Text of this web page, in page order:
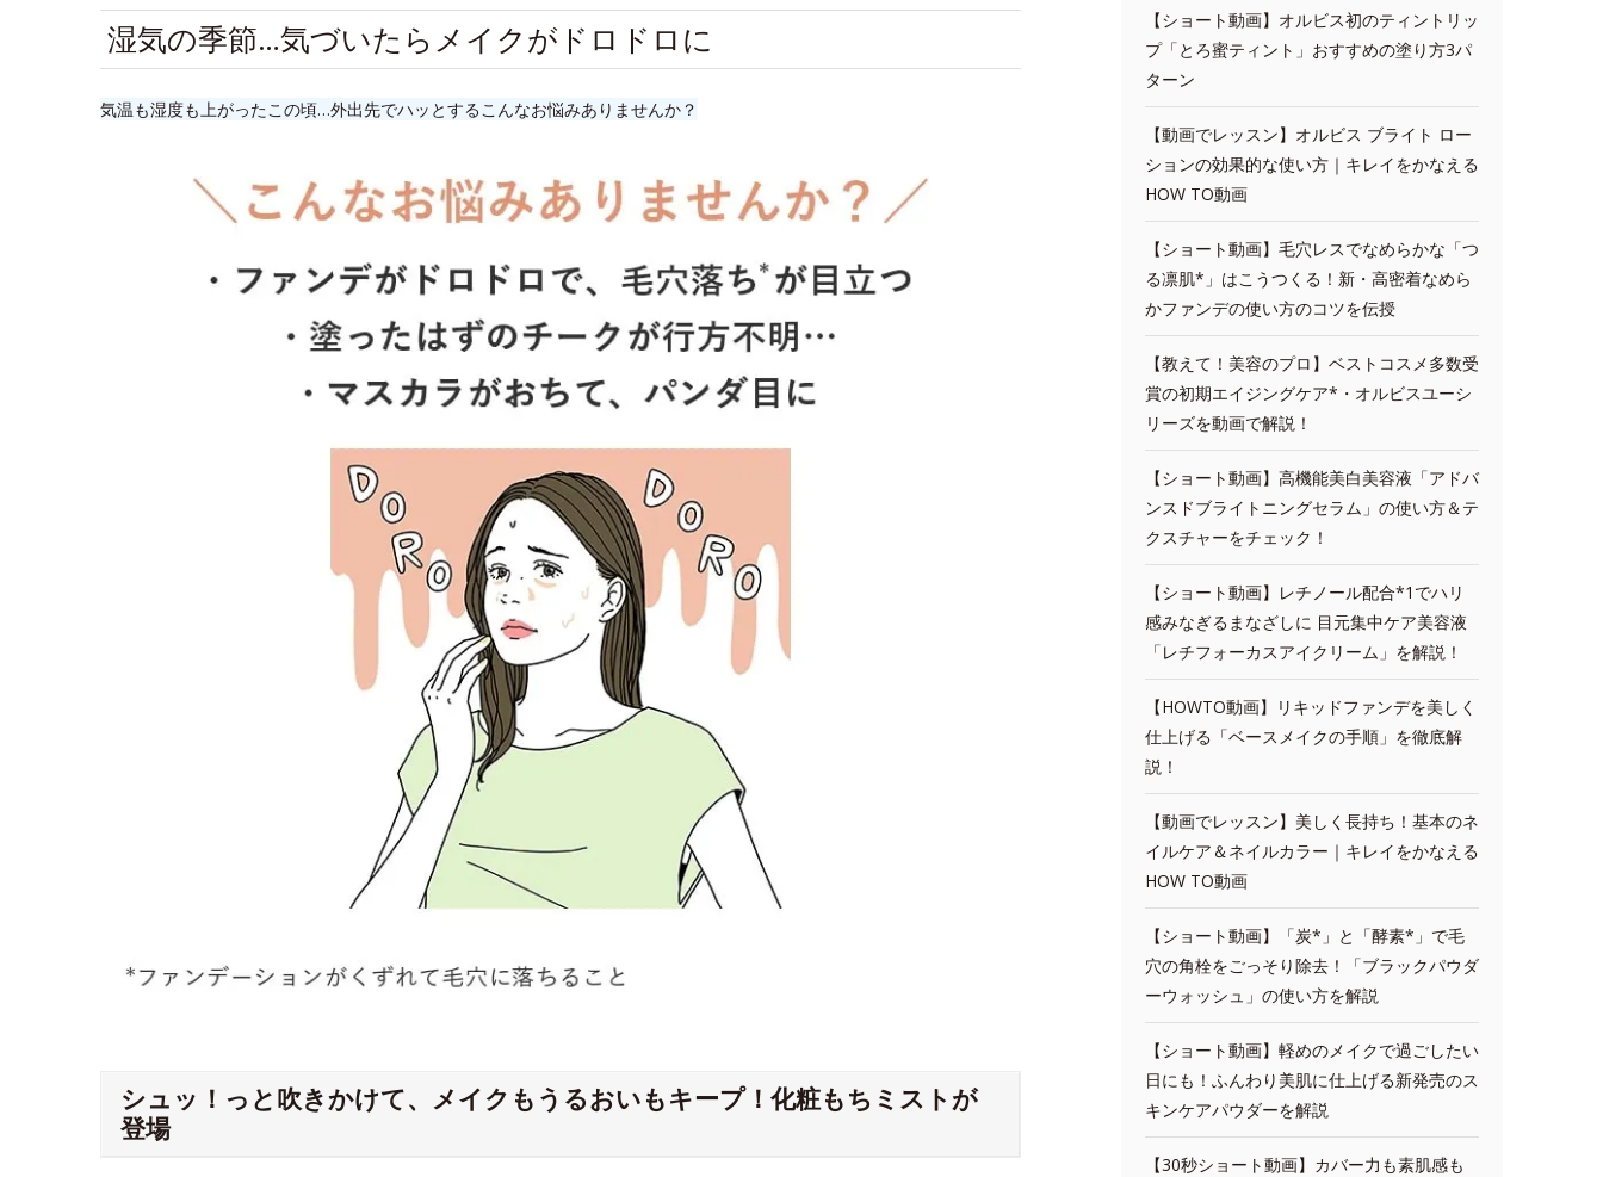
湿気の季節…気づいたらメイクがドロドロに
気温も湿度も上がったこの頃…外出先でハッとするこんなお悩みありませんか？
シュッ！っと吹きかけて、メイクもうるおいもキープ！化粧もちミストが
登場
【ショート動画】オルビス初のティントリッ
プ「とろ蜜ティント」おすすめの塗り方3パ
ターン
【動画でレッスン】オルビス ブライト ロー
ションの効果的な使い方｜キレイをかなえる
HOW TO動画
【ショート動画】毛穴レスでなめらかな「つ
る凛肌*」はこうつくる！新・高密着なめら
かファンデの使い方のコツを伝授
【教えて！美容のプロ】ベストコスメ多数受
賞の初期エイジングケア*・オルビスユーシ
リーズを動画で解説！
【ショート動画】高機能美白美容液「アドバ
ンスドブライトニングセラム」の使い方＆テ
クスチャーをチェック！
【ショート動画】レチノール配合*1でハリ
感みなぎるまなざしに 目元集中ケア美容液
「レチフォーカスアイクリーム」を解説！
【HOWTO動画】リキッドファンデを美しく
仕上げる「ベースメイクの手順」を徹底解
説！
【動画でレッスン】美しく長持ち！基本のネ
イルケア＆ネイルカラー｜キレイをかなえる
HOW TO動画
【ショート動画】「炭*」と「酵素*」で毛
穴の角栓をごっそり除去！「ブラックパウダ
ーウォッシュ」の使い方を解説
【ショート動画】軽めのメイクで過ごしたい
日にも！ふんわり美肌に仕上げる新発売のス
キンケアパウダーを解説
【30秒ショート動画】カバー力も素肌感も